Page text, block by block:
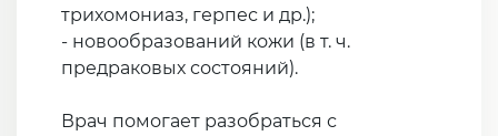
трихомониаз, герпес и др.);
- новообразований кожи (в т. ч.
предраковых состояний).
Врач помогает разобраться с